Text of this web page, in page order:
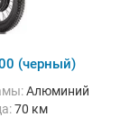
(черный)
Алюминий
70 км